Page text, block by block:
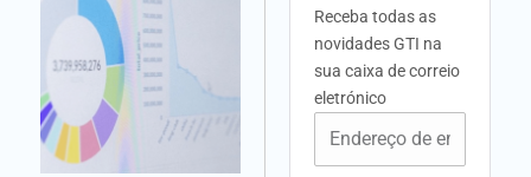
Receba todas as
novidades GTI na
sua caixa de correio
eletrónico